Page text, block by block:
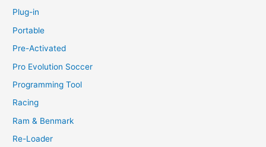
Plug-in
Portable
Pre-Activated
Pro Evolution Soccer
Programming Tool
Racing
Ram & Benmark
Re-Loader